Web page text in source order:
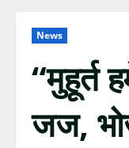
News
“मुहूर्त
जज,